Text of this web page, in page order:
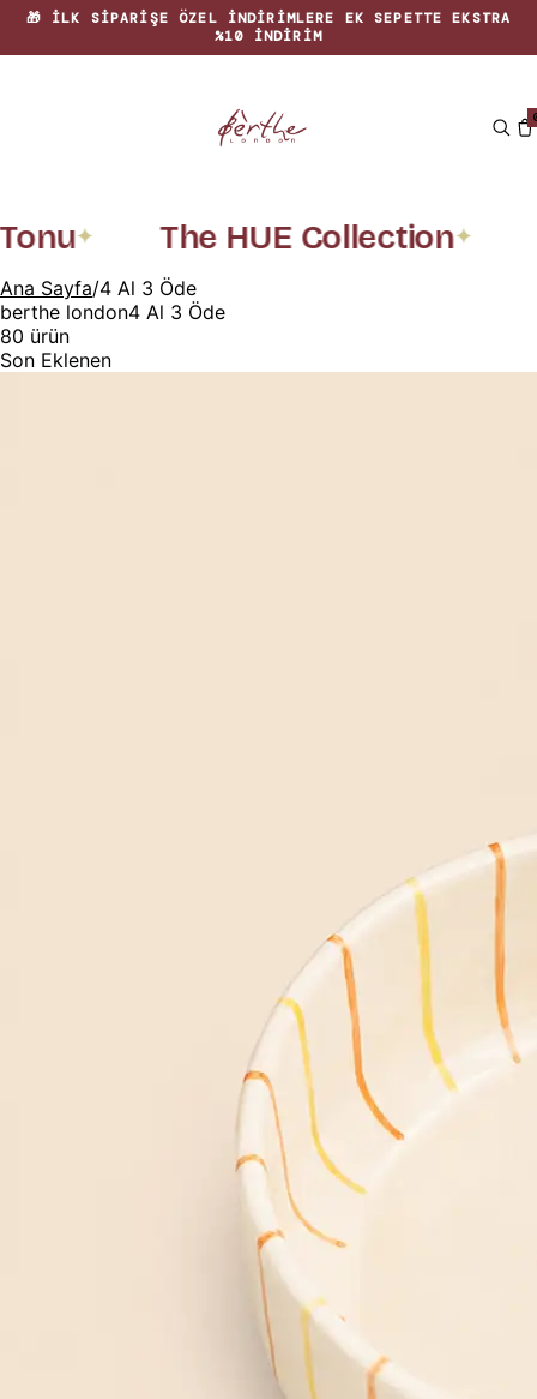
🏡 EVINIZE RENK KATAN ÖZGÜN TASARIMLAR
✦ The HUE Collection✦
Ana Sayfa / 4 Al 3 Öde
berthe london4 Al 3 Öde
80 ürün